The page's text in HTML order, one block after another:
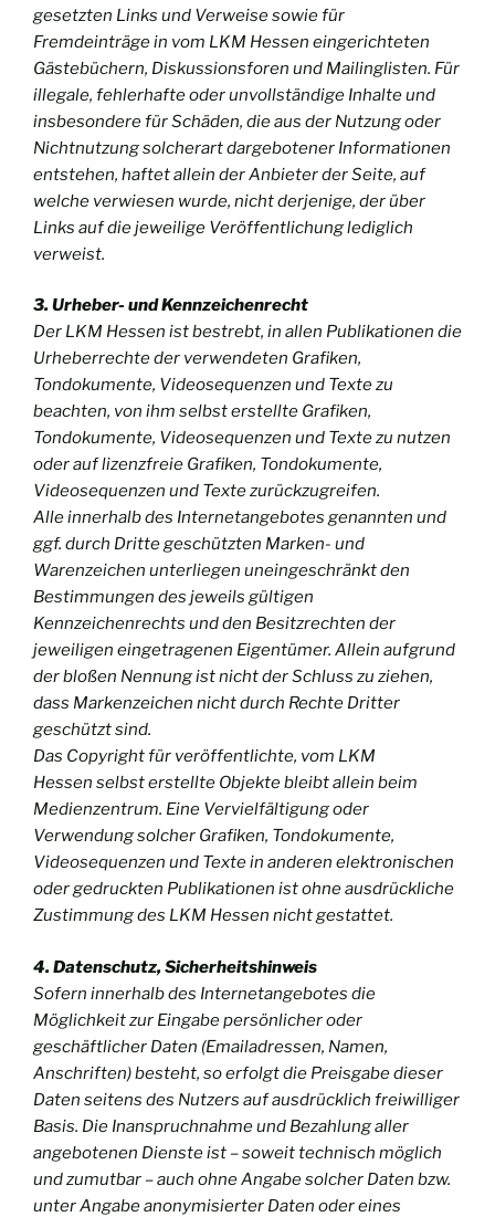
gesetzten Links und Verweise sowie für
Fremdeinträge in vom LKM Hessen eingerichteten
Gästebüchern, Diskussionsforen und Mailinglisten. Für
illegale, fehlerhafte oder unvollständige Inhalte und
insbesondere für Schäden, die aus der Nutzung oder
Nichtnutzung solcherart dargebotener Informationen
entstehen, haftet allein der Anbieter der Seite, auf
welche verwiesen wurde, nicht derjenige, der über
Links auf die jeweilige Veröffentlichung lediglich
verweist.
3. Urheber- und Kennzeichenrecht
Der LKM Hessen ist bestrebt, in allen Publikationen die
Urheberrechte der verwendeten Grafiken,
Tondokumente, Videosequenzen und Texte zu
beachten, von ihm selbst erstellte Grafiken,
Tondokumente, Videosequenzen und Texte zu nutzen
oder auf lizenzfreie Grafiken, Tondokumente,
Videosequenzen und Texte zurückzugreifen.
Alle innerhalb des Internetangebotes genannten und
ggf. durch Dritte geschützten Marken- und
Warenzeichen unterliegen uneingeschränkt den
Bestimmungen des jeweils gültigen
Kennzeichenrechts und den Besitzrechten der
jeweiligen eingetragenen Eigentümer. Allein aufgrund
der bloßen Nennung ist nicht der Schluss zu ziehen,
dass Markenzeichen nicht durch Rechte Dritter
geschützt sind.
Das Copyright für veröffentlichte, vom LKM
Hessen selbst erstellte Objekte bleibt allein beim
Medienzentrum. Eine Vervielfältigung oder
Verwendung solcher Grafiken, Tondokumente,
Videosequenzen und Texte in anderen elektronischen
oder gedruckten Publikationen ist ohne ausdrückliche
Zustimmung des LKM Hessen nicht gestattet.
4. Datenschutz, Sicherheitshinweis
Sofern innerhalb des Internetangebotes die
Möglichkeit zur Eingabe persönlicher oder
geschäftlicher Daten (Emailadressen, Namen,
Anschriften) besteht, so erfolgt die Preisgabe dieser
Daten seitens des Nutzers auf ausdrücklich freiwilliger
Basis. Die Inanspruchnahme und Bezahlung aller
angebotenen Dienste ist – soweit technisch möglich
und zumutbar – auch ohne Angabe solcher Daten bzw.
unter Angabe anonymisierter Daten oder eines